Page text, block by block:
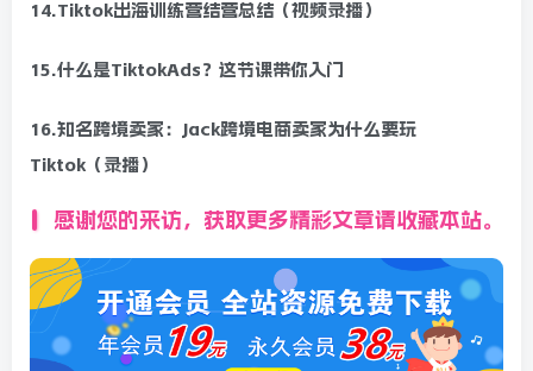
14.Tiktok出海训练营结营总结（视频录播）
15.什么是TiktokAds？这节课带你入门
16.知名跨境卖家：Jack跨境电商卖家为什么要玩
Tiktok（录播）
感谢您的来访，获取更多精彩文章请收藏本站。